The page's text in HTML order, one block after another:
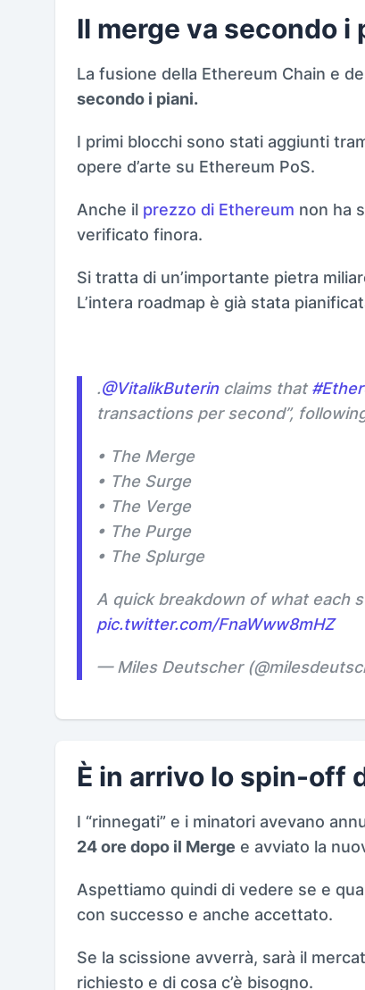
Il merge va secondo i
La fusione della Ethereum Chain e
secondo i piani.
I primi blocchi sono stati aggiunti
opere d’arte su Ethereum PoS.
Anche il prezzo di Ethereum non ha
verificato finora.
Si tratta di un’importante pietra
L’intera roadmap è già stata
.@VitalikButerinclaims that
transactions per second”,
• The Merge
• The Surge
• The Verge
• The Purge
• The Splurge
A quick breakdown of what each
pic.twitter.com/FnaWww8mHZ
— Miles Deutscher
È in arrivo lo spin-off
I “rinnegati” e i minatori avevano
24 ore dopo il Merge e avviato la
Aspettiamo quindi di vedere se e
con successo e anche accettato.
Se la scissione avverrà, sarà il
richiesto e di cosa c’è bisogno.